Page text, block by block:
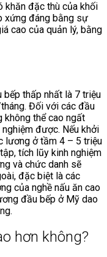
khăn đặc thù của khối
xứng đáng bằng sự
cao của quản lý, bằng
thấp nhất là 7 triệu
Đối với các đầu
không thể cao ngất
được. Nếu khởi
lương ở tầm 4 – 5 triệu
tích lũy kinh nghiệm
và chức danh sẽ
đặc biệt là các
của nghề nấu ăn cao
đầu bếp ở Mỹ dao
hơn không?